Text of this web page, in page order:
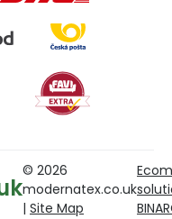
© 2026
modernatex.co.uk
| Site Map